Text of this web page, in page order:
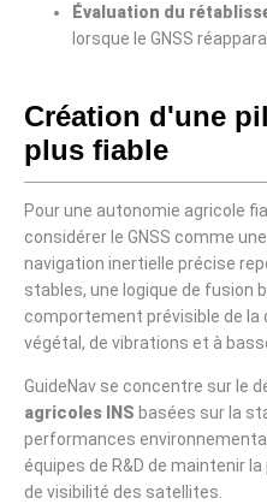
Évaluation du
lorsque le GNSS
Création d'une
plus fiable
Pour une autonomie agricole
considérer le GNSS comme
navigation inertielle précise
stables, une logique de fusion
comportement prévisible de la
végétal, de vibrations et à
GuideNav se concentre sur le
agricoles INS basées sur la
performances
équipes de R&D de maintenir
de visibilité des satellites.